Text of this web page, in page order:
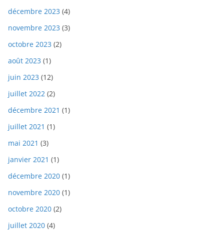
décembre 2023 (4)
novembre 2023 (3)
octobre 2023 (2)
août 2023 (1)
juin 2023 (12)
juillet 2022 (2)
décembre 2021 (1)
juillet 2021 (1)
mai 2021 (3)
janvier 2021 (1)
décembre 2020 (1)
novembre 2020 (1)
octobre 2020 (2)
juillet 2020 (4)